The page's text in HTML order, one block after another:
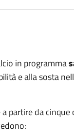
in programma
e alla sosta
partire da